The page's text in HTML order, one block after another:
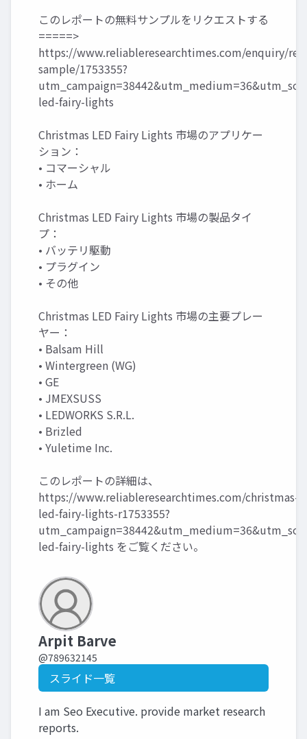
このレポートの無料サンプルをリクエストする
=====>
https://www.reliableresearchtimes.com/enquiry/
sample/1753355?
led-fairy-lights
Christmas LED Fairy Lights 市場のアプリケー
ション：
• コマーシャル
• ホーム
Christmas LED Fairy Lights 市場の製品タイ
プ：
• バッテリ駆動
• プラグイン
• その他
Christmas LED Fairy Lights 市場の主要プレー
ヤー：
• Balsam Hill
• Wintergreen (WG)
• GE
• JMEXSUSS
• LEDWORKS S.R.L.
• Brizled
• Yuletime Inc.
このレポートの詳細は、
https://www.reliableresearchtimes.com/christmas-
led-fairy-lights-r1753355?
led-fairy-lights をご覧ください。
Arpit Barve
@789632145
スライド一覧
I am Seo Executive. provide market research
reports.